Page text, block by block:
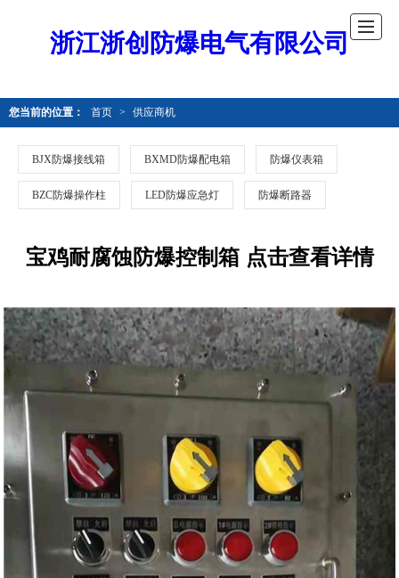
浙江浙创防爆电气有限公司
您当前的位置： 首页 > 供应商机
BJX防爆接线箱 BXMD防爆配电箱 防爆仪表箱
BZC防爆操作柱 LED防爆应急灯 防爆断路器
宝鸡耐腐蚀防爆控制箱 点击查看详情